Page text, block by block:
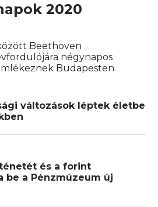
2020
Beethoven
négynapos
Budapesten.
változások léptek életbe
és a forint
be a Pénzmúzeum új